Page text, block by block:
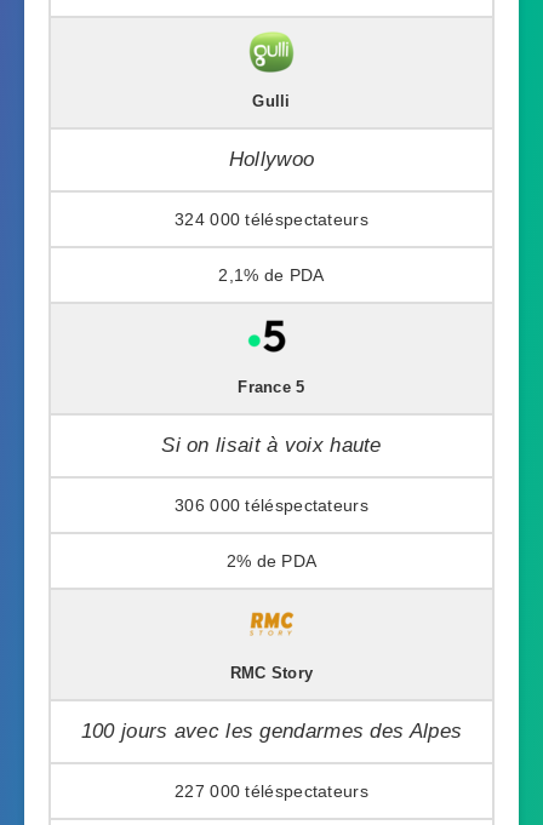
Gulli
Hollywoo
324 000
2,1%
France 5
Si on lisait à voix haute
306 000
2%
RMC Story
100 jours avec les gendarmes des Alpes
227 000